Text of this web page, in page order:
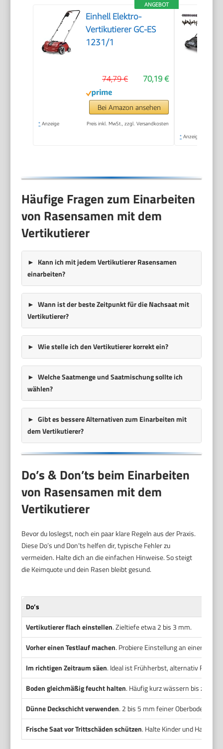
ANGEBOT
Einhell Elektro-
Vertikutierer GC-ES
1231/1
70,19 €
74,79 €
Bei Amazon ansehen
* Anzeige Preis inkl. MwSt., zzgl. Versandkosten
* Anzeige
Häufige Fragen zum Einarbeiten
von Rasensamen mit dem
Vertikutierer
Kann ich mit jedem Vertikutierer Rasensamen
einarbeiten?
Wann ist der beste Zeitpunkt für die Nachsaat mit
Vertikutierer?
Wie stelle ich den Vertikutierer korrekt ein?
Welche Saatmenge und Saatmischung sollte ich
wählen?
Gibt es bessere Alternativen zum Einarbeiten mit
dem Vertikutierer?
Do’s & Don’ts beim Einarbeiten
von Rasensamen mit dem
Vertikutierer
Bevor du loslegst, noch ein paar klare Regeln aus der Praxis.
Diese Do’s und Don’ts helfen dir, typische Fehler zu
vermeiden. Halte dich an die einfachen Hinweise. So steigt
die Keimquote und dein Rasen bleibt gesund.
Do’s
Vertikutierer flach einstellen. Zieltiefe etwa 2 bis 3 mm.
Vorher einen Testlauf machen. Probiere Einstellung an einer
Im richtigen Zeitraum säen. Ideal ist Frühherbst, alternativ
Boden gleichmäßig feucht halten. Häufig kurz wässern bis zur
Dünne Deckschicht verwenden. 2 bis 5 mm feiner Oberboden
Frische Saat vor Trittschäden schützen. Halte Kinder und